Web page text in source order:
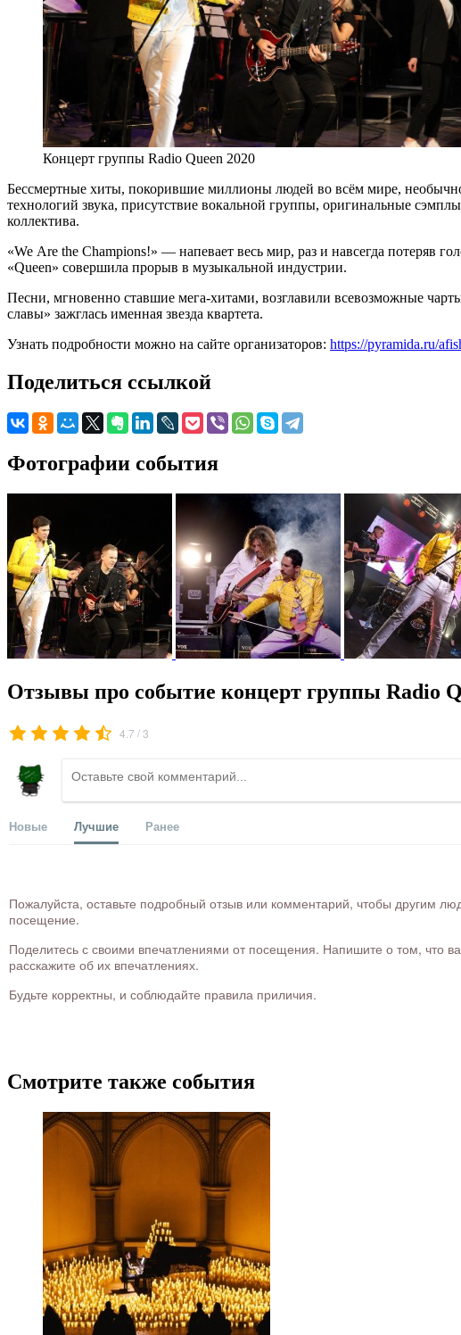
Концерт группы Radio Queen 2020
Бессмертные хиты, покорившие миллионы людей во всём мире,
технологий звука, присутствие вокальной группы, оригинальные
коллектива.
«We Are the Champions!» — напевает весь мир, раз и навсегда потеряв
«Queen» совершила прорыв в музыкальной индустрии.
Песни, мгновенно ставшие мега-хитами, возглавили всевозможные
славы» зажглась именная звезда квартета.
Узнать подробности можно на сайте организаторов: https://pyramida.ru/
Поделиться ссылкой
Фотографии события
Отзывы про событие концерт группы Radio
4.7 /3
Новые Лучшие Ранее
Пожалуйста, оставьте подробный отзыв или комментарий, чтобы другим
посещение.
Поделитесь с своими впечатлениями от посещения. Напишите о том, что
расскажите об их впечатлениях.
Будьте корректны, и соблюдайте правила приличия.
Смотрите также события